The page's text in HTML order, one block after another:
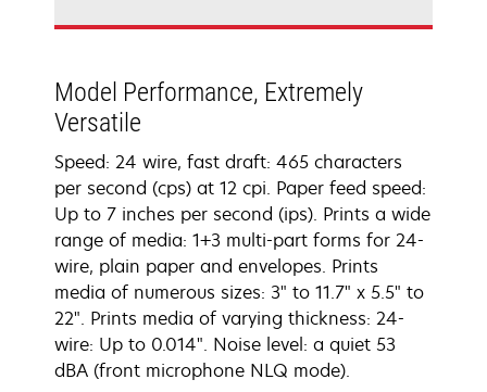
Model Performance, Extremely
Versatile
Speed: 24 wire, fast draft: 465 characters
per second (cps) at 12 cpi. Paper feed speed:
Up to 7 inches per second (ips). Prints a wide
range of media: 1+3 multi-part forms for 24-
wire, plain paper and envelopes. Prints
media of numerous sizes: 3" to 11.7" x 5.5" to
22". Prints media of varying thickness: 24-
wire: Up to 0.014". Noise level: a quiet 53
dBA (front microphone NLQ mode).